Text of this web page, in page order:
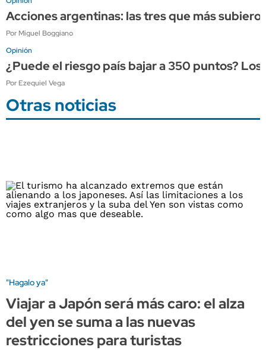
Acciones argentinas: las tres que más
Por Miguel Boggiano
Opinión
¿Puede el riesgo país bajar a 350 puntos?
Por Ezequiel Vega
Otras noticias
"Hagalo ya"
Viajar a Japón será más caro: el alza
del yen se suma a las nuevas
restricciones para turistas